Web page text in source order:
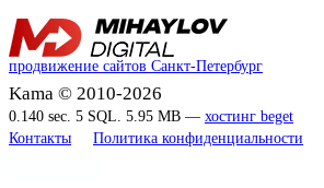
продвижение сайтов Санкт-Петербург
Kama © 2010-2026
0.140 sec. 5 SQL. 5.95 MB — хостинг beget
Контакты
Политика конфиденциальности